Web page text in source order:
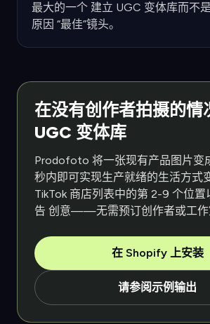
最大的一个 建立 UGC 变体库而不
原因 “最佳”镜头。
在没有创作者拍摄的情
UGC 变体库
Prodofoto 将一张现有产品图片变
秒内即可实现生产就绪的生活方式
TikTok 商店列表中的第 2-9 个位置
告 创意——无需预订创作者或工作
在 Shopify 上安装
请参阅示例输出